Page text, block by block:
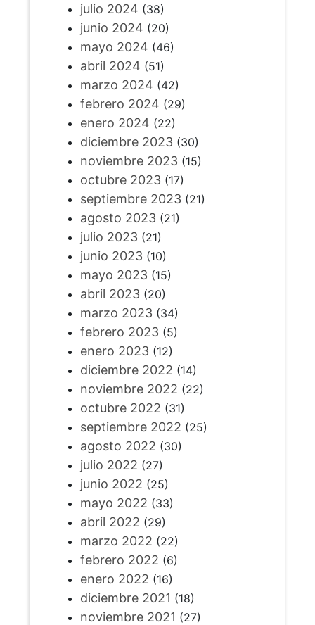
julio 2024 (38)
junio 2024 (20)
mayo 2024 (46)
abril 2024 (51)
marzo 2024 (42)
febrero 2024 (29)
enero 2024 (22)
diciembre 2023(30)
noviembre 2023(15)
octubre 2023(17)
septiembre 2023(21)
agosto 2023(21)
julio 2023(21)
junio 2023(10)
mayo 2023(15)
abril 2023(20)
marzo 2023(34)
febrero 2023(5)
enero 2023(12)
diciembre 2022 (14)
noviembre 2022 (22)
octubre 2022 (31)
septiembre 2022 (25)
agosto 2022 (30)
julio 2022 (27)
junio 2022 (25)
mayo 2022 (33)
abril 2022 (29)
marzo 2022 (22)
febrero 2022 (6)
enero 2022 (16)
diciembre 2021 (18)
noviembre 2021 (27)